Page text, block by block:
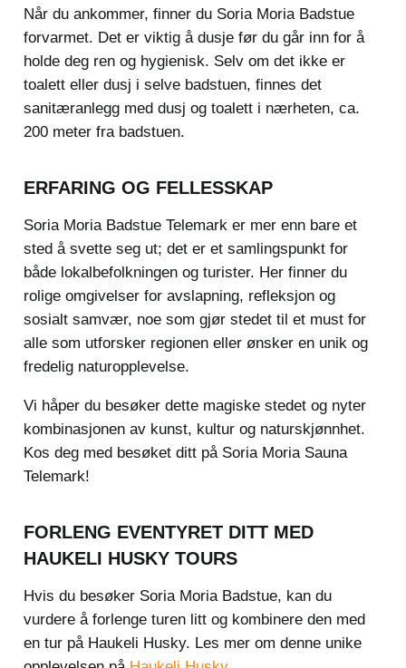
Når du ankommer, finner du Soria Moria Badstue
forvarmet. Det er viktig å dusje før du går inn for å
holde deg ren og hygienisk. Selv om det ikke er
toalett eller dusj i selve badstuen, finnes det
sanitæranlegg med dusj og toalett i nærheten, ca.
200 meter fra badstuen.
ERFARING OG FELLESSKAP
Soria Moria Badstue Telemark er mer enn bare et
sted å svette seg ut; det er et samlingspunkt for
både lokalbefolkningen og turister. Her finner du
rolige omgivelser for avslapning, refleksjon og
sosialt samvær, noe som gjør stedet til et must for
alle som utforsker regionen eller ønsker en unik og
fredelig naturopplevelse.
Vi håper du besøker dette magiske stedet og nyter
kombinasjonen av kunst, kultur og naturskjønnhet.
Kos deg med besøket ditt på Soria Moria Sauna
Telemark!
FORLENG EVENTYRET DITT MED
HAUKELI HUSKY TOURS
Hvis du besøker Soria Moria Badstue, kan du
vurdere å forlenge turen litt og kombinere den med
en tur på Haukeli Husky. Les mer om denne unike